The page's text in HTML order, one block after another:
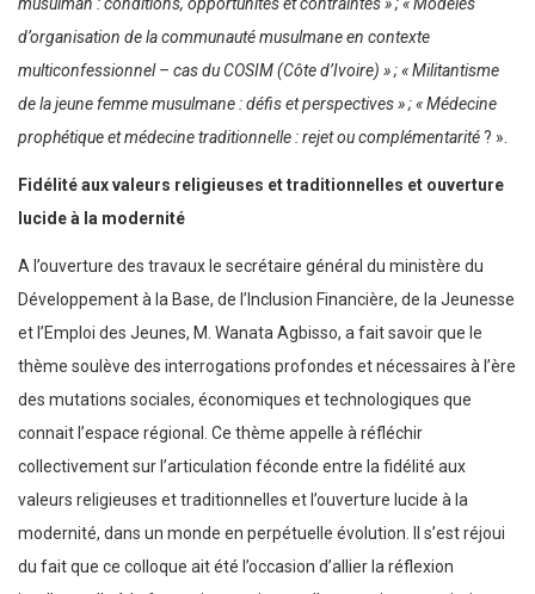
d’organisation de la communauté musulmane en contexte
multiconfessionnel – cas du COSIM (Côte d’Ivoire) » ; « Militantisme
de la jeune femme musulmane : défis et perspectives » ; « Médecine
prophétique et médecine traditionnelle : rejet ou complémentarité? ».
Fidélité aux valeurs religieuses et traditionnelles et ouverture
lucide à la modernité
A l’ouverture des travaux le secrétaire général du ministère du
Développement à la Base, de l’Inclusion Financière, de la Jeunesse
et l’Emploi des Jeunes, M. Wanata Agbisso, a fait savoir que le
thème soulève des interrogations profondes et nécessaires à l’ère
des mutations sociales, économiques et technologiques que
connait l’espace régional. Ce thème appelle à réfléchir
collectivement sur l’articulation féconde entre la fidélité aux
valeurs religieuses et traditionnelles et l’ouverture lucide à la
modernité, dans un monde en perpétuelle évolution. Il s’est réjoui
du fait que ce colloque ait été l’occasion d’allier la réflexion